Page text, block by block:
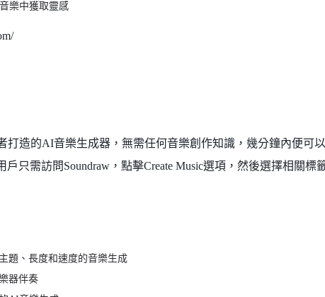
樂中獲取靈感
打造的AI音樂生成器，無需任何音樂創作知識，幾分鐘內便可
只需訪問Soundraw，點擊Create Music選項，然後選擇相關標
題、長度和速度的音樂生成
器伴奏